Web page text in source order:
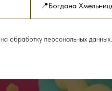
обработку персональных данных.